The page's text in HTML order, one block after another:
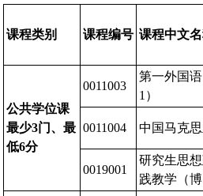
课程类别 课程编号 课程中文
公共学位课
最少3门、最
低6分
0011003
第一外国
1）
0011004 中国马克
0019001
研究生思
践教学（博